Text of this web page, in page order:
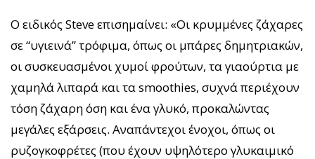
Ο ειδικός Steve επισημαίνει: «Οι κρυμμένες ζάχαρες
σε “υγιεινά” τρόφιμα, όπως οι μπάρες δημητριακών,
οι συσκευασμένοι χυμοί φρούτων, τα γιαούρτια με
χαμηλά λιπαρά και τα smoothies, συχνά περιέχουν
τόση ζάχαρη όση και ένα γλυκό, προκαλώντας
μεγάλες εξάρσεις. Αναπάντεχοι ένοχοι, όπως οι
ρυζογκοφρέτες (που έχουν υψηλότερο γλυκαιμικό